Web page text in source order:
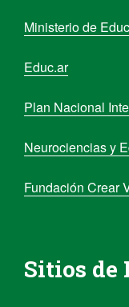
Ministerio de
Educ.ar
Plan Nacional
Neurociencias y
Fundación Crear
Sitios de